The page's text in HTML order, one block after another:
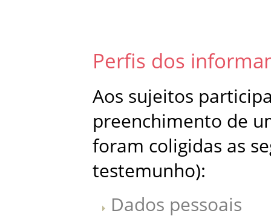
Perfis dos
Aos sujeitos
preenchimento de
foram coligidas as
testemunho):
Dados pessoais